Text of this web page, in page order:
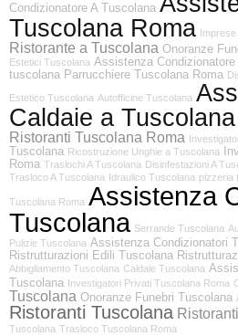
Condizionatore A Tuscolana
Tuscolana Roma Imprese
Ristorante a Tuscolana Onoranze
Estetici Tuscolana Assistenza
tuscolana Parrucchiere Tuscolana Roma
Estetico Tuscolana Autofficine Tuscolana
Caldaie a Tuscolana
Ristoranti Tuscolana Roma
Tuscolana Ricostruzione Unghie a Tuscolana
Roma Traslochi A Tuscolana Disinfestazioni A
Trasloco A Tuscolana Idraulico Tuscolana pizzeria
Tuscolana Roma Assistenza
Tuscolana Serrande Tuscolana
Pulizie Tuscolana Assistenza Condizionatori
Ristrutturazioni Edili Tuscolana
Abbigliamento Tuscolana Caldaie Tuscolana
Tuscolana Investigatori Privati Tuscolana Roma
Tuscolana Onoranze Funebri Tuscolana
Ristoranti Tuscolana
Tuscolana Trasloco Tuscolana Roma